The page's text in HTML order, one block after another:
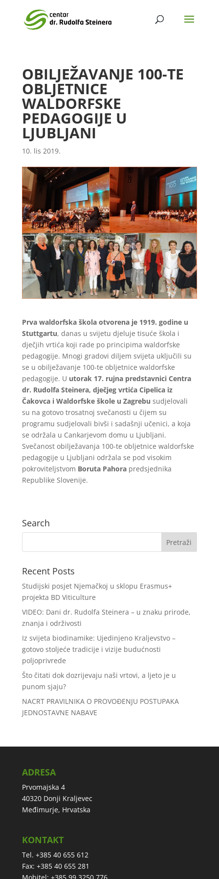
OBILJEŽAVANJE 100-TE
OBLJETNICE
WALDORFSKE
PEDAGOGIJE U
LJUBLJANI
10. lis 2019.
Prva waldorfska škola otvorena je 1919. godine u
Stuttgartu, danas u svijetu djeluje tisuće škola i
dječjih vrtića koji rade po principima waldorfske
pedagogije. Mnogi gradovi diljem svijeta uključili su
se u obilježavanje 100-te obljetnice waldorfske
pedagogije. U utorak 17. rujna predstavnici Centra
dr. Rudolfa Steinera, dječjeg vrtića Cipelica iz
Čakovca i Waldorfske škole u Zagrebu sudjelovali
su na gotovo trosatnoj svečanosti u čijem su
programu sudjelovali bivši i sadašnji učenici, a koja
se održala u Cankarjevom domu u Ljubljani.
Svečanost obilježavanja 100-te obljetnice waldorfske
pedagogije u Ljubljani održala se pod visokim
pokroviteljstvom Boruta Pahorapredsjednika
Republike Slovenije.
Search
Recent Posts
Studijski posjet Njemačkoj u sklopu Erasmus+
projekta BD Viticulture
VIDEO: Dani dr. Rudolfa Steinera – u znaku prirode,
znanja i održivosti
Iz svijeta biodinamike: Ujedinjeno Kraljevstvo –
gotovo stoljeće tradicije i vizije budućnosti
poljoprivrede
Što čitati dok dozrijevaju naši vrtovi, a ljeto je u
punom sjaju?
NACRT PRAVILNIKA O PROVOĐENJU POSTUPAKA
JEDNOSTAVNE NABAVE
ADRESA
Prvomajska 4
40320 Donji Kraljevec
Međimurje, Hrvatska
KONTAKT
Tel. +385 40 655 612
Fax: +385 40 655 281